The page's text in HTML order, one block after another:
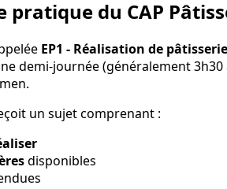
pratique du CAP
EP1 - Réalisation de
demi-journée (généralement
un sujet comprenant :
disponibles